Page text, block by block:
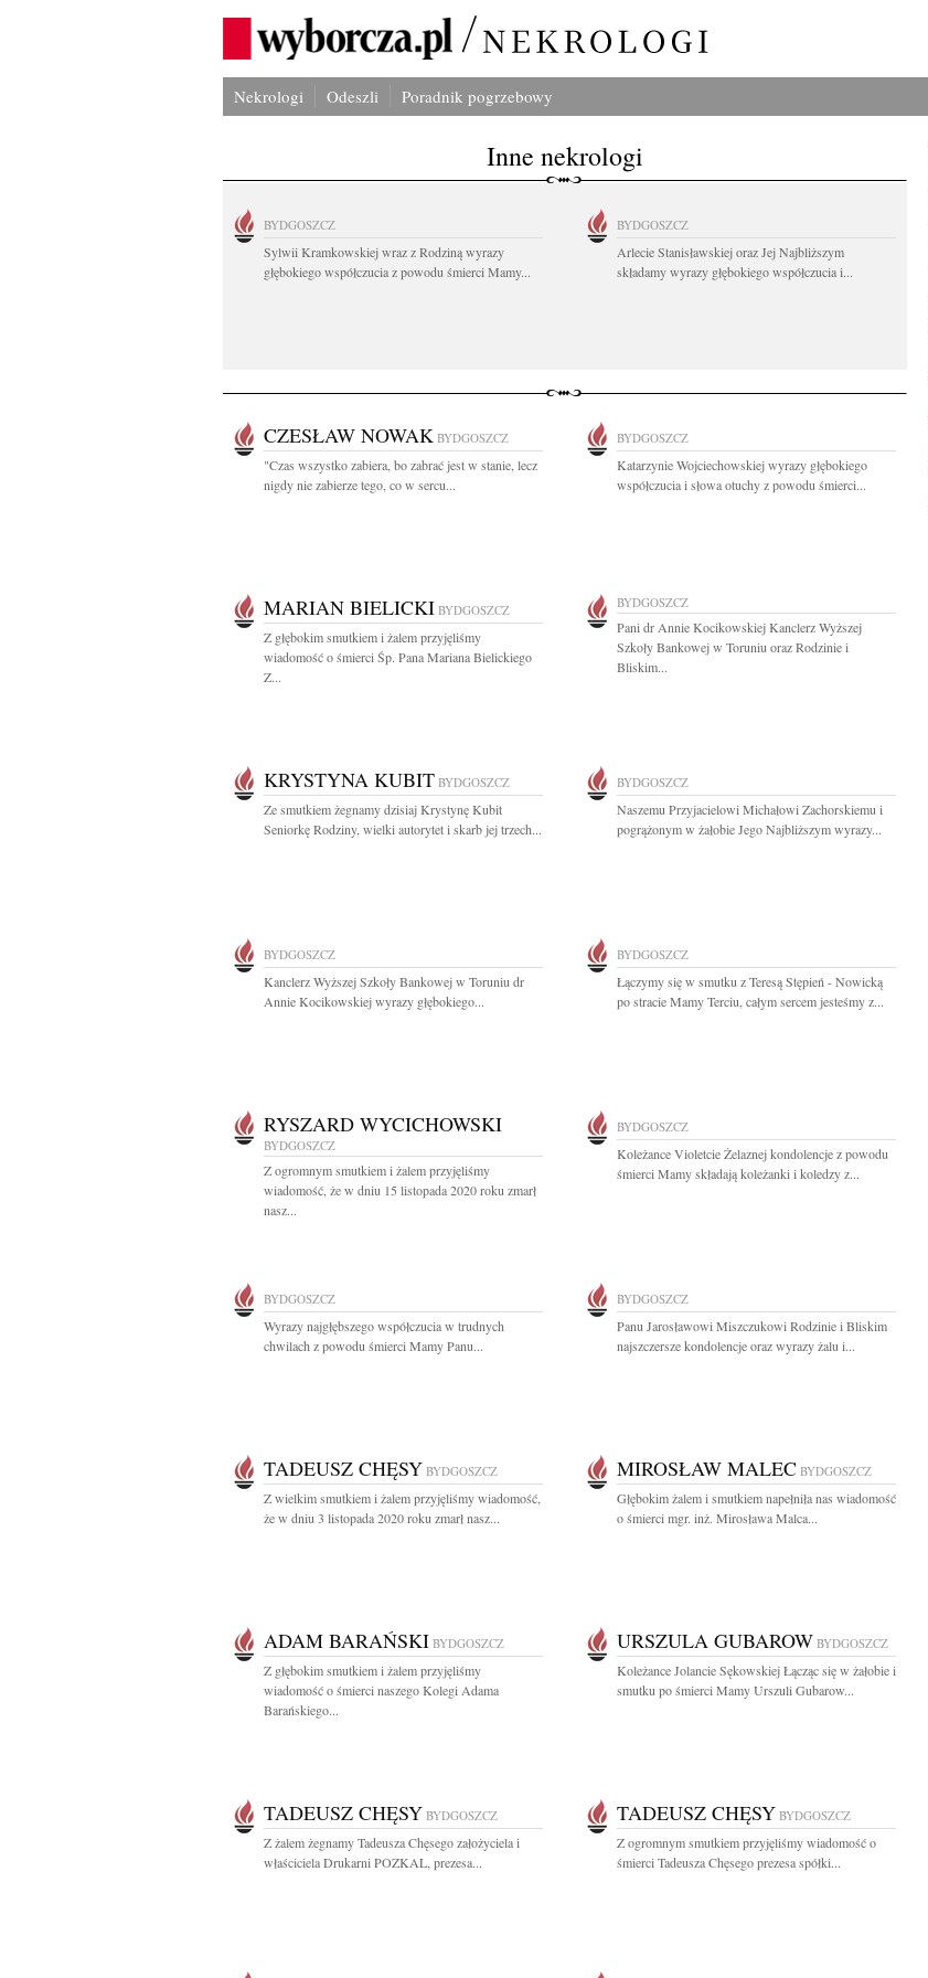
Nekrologi Odeszli Poradnik pogrzebowy
Inne nekrologi
BYDGOSZCZ
Sylwii Kramkowskiej wraz z Rodziną wyrazy
głębokiego współczucia z powodu śmierci Mamy...
BYDGOSZCZ
Arlecie Stanisławskiej oraz Jej Najbliższym
składamy wyrazy głębokiego współczucia i...
CZESŁAW NOWAK BYDGOSZCZ
"Czas wszystko zabiera, bo zabrać jest w stanie, lecz
nigdy nie zabierze tego, co w sercu...
BYDGOSZCZ
Katarzynie Wojciechowskiej wyrazy głębokiego
współczucia i słowa otuchy z powodu śmierci...
MARIAN BIELICKI BYDGOSZCZ
Z głębokim smutkiem i żalem przyjęliśmy
wiadomość o śmierci Śp. Pana Mariana Bielickiego
Z...
BYDGOSZCZ
Pani dr Annie Kocikowskiej Kanclerz Wyższej
Szkoły Bankowej w Toruniu oraz Rodzinie i
Bliskim...
KRYSTYNA KUBIT BYDGOSZCZ
Ze smutkiem żegnamy dzisiaj Krystynę Kubit
Seniorkę Rodziny, wielki autorytet i skarb jej trzech...
BYDGOSZCZ
Naszemu Przyjacielowi Michałowi Zachorskiemu i
pogrążonym w żałobie Jego Najbliższym wyrazy...
BYDGOSZCZ
Kanclerz Wyższej Szkoły Bankowej w Toruniu dr
Annie Kocikowskiej wyrazy głębokiego...
BYDGOSZCZ
Łączymy się w smutku z Teresą Stępień - Nowicką
po stracie Mamy Terciu, całym sercem jesteśmy z...
RYSZARD WYCICHOWSKI
BYDGOSZCZ
Z ogromnym smutkiem i żalem przyjęliśmy
wiadomość, że w dniu 15 listopada 2020 roku zmarł
nasz...
BYDGOSZCZ
Koleżance Violetcie Żelaznej kondolencje z powodu
śmierci Mamy składają koleżanki i koledzy z...
BYDGOSZCZ
Wyrazy najgłębszego współczucia w trudnych
chwilach z powodu śmierci Mamy Panu...
BYDGOSZCZ
Panu Jarosławowi Miszczukowi Rodzinie i Bliskim
najszczersze kondolencje oraz wyrazy żalu i...
TADEUSZ CHĘSY BYDGOSZCZ
Z wielkim smutkiem i żalem przyjęliśmy wiadomość,
że w dniu 3 listopada 2020 roku zmarł nasz...
MIROSŁAW MALEC BYDGOSZCZ
Głębokim żalem i smutkiem napełniła nas wiadomość
o śmierci mgr. inż. Mirosława Malca...
ADAM BARAŃSKI BYDGOSZCZ
Z głębokim smutkiem i żalem przyjęliśmy
wiadomość o śmierci naszego Kolegi Adama
Barańskiego...
URSZULA GUBAROW BYDGOSZCZ
Koleżance Jolancie Sękowskiej Łącząc się w żałobie i
smutku po śmierci Mamy Urszuli Gubarow...
TADEUSZ CHĘSY BYDGOSZCZ
Z żalem żegnamy Tadeusza Chęsego założyciela i
właściciela Drukarni POZKAL, prezesa...
TADEUSZ CHĘSY BYDGOSZCZ
Z ogromnym smutkiem przyjęliśmy wiadomość o
śmierci Tadeusza Chęsego prezesa spółki...